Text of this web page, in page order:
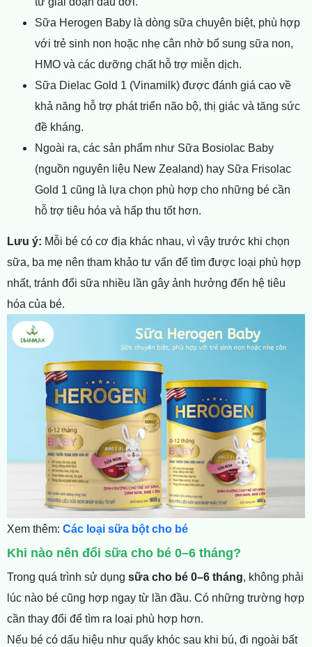
Sữa Herogen Baby là dòng sữa chuyên biệt, phù hợp
với trẻ sinh non hoặc nhẹ cân nhờ bổ sung sữa non,
HMO và các dưỡng chất hỗ trợ miễn dịch.
Sữa Dielac Gold 1 (Vinamilk) được đánh giá cao về
khả năng hỗ trợ phát triển não bộ, thị giác và tăng sức
đề kháng.
Ngoài ra, các sản phẩm như Sữa Bosiolac Baby
(nguồn nguyên liệu New Zealand) hay Sữa Frisolac
Gold 1 cũng là lựa chọn phù hợp cho những bé cần
hỗ trợ tiêu hóa và hấp thu tốt hơn.
Lưu ý: Mỗi bé có cơ địa khác nhau, vì vậy trước khi chọn
sữa, ba mẹ nên tham khảo tư vấn để tìm được loại phù hợp
nhất, tránh đổi sữa nhiều lần gây ảnh hưởng đến hệ tiêu
hóa của bé.
Xem thêm: Các loại sữa bột cho bé
Khi nào nên đổi sữa cho bé 0–6 tháng?
Trong quá trình sử dụng sữa cho bé 0–6 tháng, không phải
lúc nào bé cũng hợp ngay từ lần đầu. Có những trường hợp
cần thay đổi để tìm ra loại phù hợp hơn.
Nếu bé có dấu hiệu như quấy khóc sau khi bú, đi ngoài bất